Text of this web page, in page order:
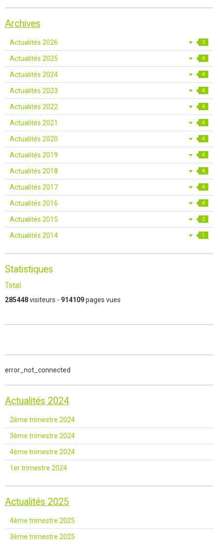
Archives
Actualités 2026 3
Actualités 2025 4
Actualités 2024 4
Actualités 2023 4
Actualités 2022 4
Actualités 2021 4
Actualités 2020 4
Actualités 2019 4
Actualités 2018 4
Actualités 2017 4
Actualités 2016 4
Actualités 2015 2
Actualités 2014 1
Statistiques
Total
285448visiteurs - 914109pages vues
error_not_connected
Actualités 2024
2ème trimestre 2024
3ème trimestre 2024
4ème trimestre 2024
1er trimestre 2024
Actualités 2025
4ème trimestre 2025
3ème trimestre 2025